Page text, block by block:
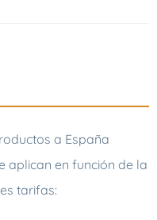
a España
aplican en función de la
tarifas: